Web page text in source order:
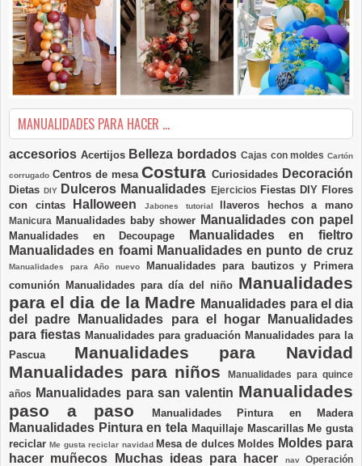
MANUALIDADES PARA HACER ...
accesorios Acertijos Belleza bordados Cajas con moldesCartón
corrugado Centros de mesa CosturaCuriosidades Decoración
DietasDIY Dulceros Manualidades Ejercicios Fiestas DIY Flores
con cintas
Halloween Jabones tutorial llaveros hechos a mano
Manicura Manualidades baby shower Manualidades con papel
Manualidades en Decoupage
Manualidades en fieltro
Manualidades en foami Manualidades en punto de cruz
Manualidades para Año nuevo
Manualidades para bautizos y Primera
comunión Manualidades para día del niño Manualidades
para el dia de la Madre Manualidades para el dia
del padre
Manualidades para el hogar
Manualidades
para fiestas Manualidades para graduación Manualidades para la
Pascua Manualidades para Navidad
Manualidades para niños
Manualidades para quince
años
Manualidades para san valentin Manualidades
paso a paso
Manualidades Pintura en Madera
Manualidades Pintura en tela Maquillaje Mascarillas Me gusta
reciclarMe gusta reciclar navidad Mesa de dulces Moldes Moldes para
hacer muñecos
Muchas ideas para hacer navOperación